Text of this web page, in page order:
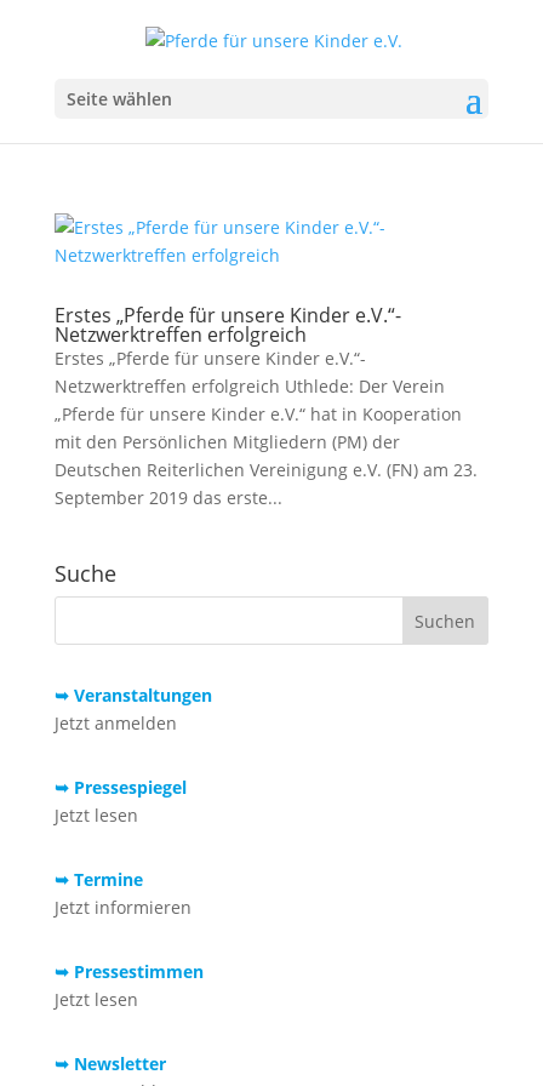
Seite wählen
Erstes „Pferde für unsere Kinder e.V.“-
Netzwerktreffen erfolgreich
Erstes „Pferde für unsere Kinder e.V.“-
Netzwerktreffen erfolgreich Uthlede: Der Verein
„Pferde für unsere Kinder e.V.“ hat in Kooperation
mit den Persönlichen Mitgliedern (PM) der
Deutschen Reiterlichen Vereinigung e.V. (FN) am 23.
September 2019 das erste...
Suche
➥ Veranstaltungen
Jetzt anmelden
➥ Pressespiegel
Jetzt lesen
➥ Termine
Jetzt informieren
➥ Pressestimmen
Jetzt lesen
➥ Newsletter